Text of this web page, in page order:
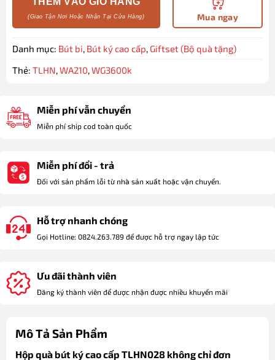
Mua ngay
Danh mục: Bút bi, Bút ký cao cấp, Giftset (Bộ quà tặng)
Thẻ: TLHN,WA210,WG3600k
Miễn phí vẫn chuyển
Miễn phí ship cod toàn quốc
Miễn phí đổi - trả
Đối với sản phẩm lỗi từ nhà sản xuất hoặc vận chuyển.
Hỗ trợ nhanh chóng
Gọi Hotline: 0824.263.789 để được hỗ trợ ngay lập tức
Ưu đãi thành viên
Đăng ký thành viên để được nhận được nhiều khuyến mãi
Mô Tả Sản Phẩm
Hộp quà bút ký cao cấp TLHN028 không chỉ đơn